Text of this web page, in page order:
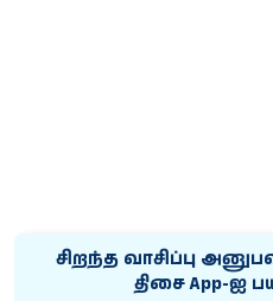
சிறந்த வாசிப்பு
திசை App-ஐ